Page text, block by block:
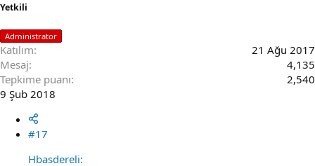
Yetkili
Administrator
Katılım
21 Ağu 2017
Mesaj
4,135
Tepkime puanı
2,540
9 Şub 2018
#17
Hbasdereli: